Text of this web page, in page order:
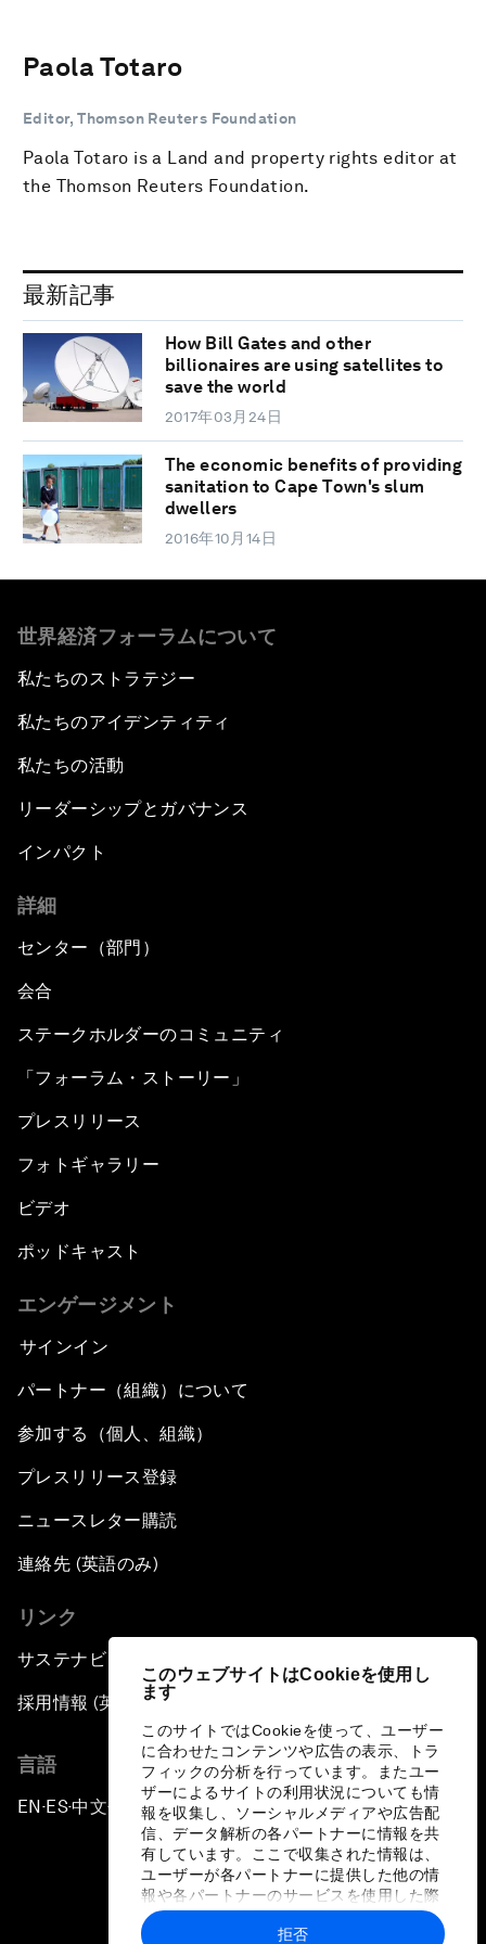
このウェブサイトはCookieを使用し
ます
このサイトではCookieを使って、ユーザー
に合わせたコンテンツや広告の表示、トラ
フィックの分析を行っています。またユー
ザーによるサイトの利用状況についても情
報を収集し、ソーシャルメディアや広告配
信、データ解析の各パートナーに情報を共
有しています。ここで収集された情報は、
ユーザーが各パートナーに提供した他の情
報や各パートナーのサービスを使用した際
に収集された情報と組み合わされ、各パー
トナーによって使用されることがありま
拒否
Paola Totaro
Editor, Thomson Reuters Foundation
Paola Totaro is a Land and property rights editor at
the Thomson Reuters Foundation.
最新記事
How Bill Gates and other
billionaires are using satellites to
save the world
2017年03月24日
The economic benefits of providing
sanitation to Cape Town's slum
dwellers
2016年10月14日
世界経済フォーラムについて
私たちのストラテジー
私たちのアイデンティティ
私たちの活動
リーダーシップとガバナンス
インパクト
詳細
センター（部門）
会合
ステークホルダーのコミュニティ
「フォーラム・ストーリー」
プレスリリース
フォトギャラリー
ビデオ
ポッドキャスト
エンゲージメント
サインイン
パートナー（組織）について
参加する（個人、組織）
プレスリリース登録
ニュースレター購読
連絡先 (英語のみ)
リンク
サステナビリティへの取り組み
採用情報 (英語のみ)
言語
EN ▪ ES▪中文▪ 日本語